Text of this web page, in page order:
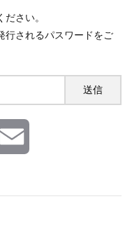
さい。
行されるパスワードをご